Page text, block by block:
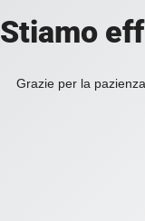
Stiamo
Grazie per la